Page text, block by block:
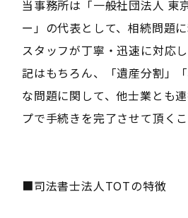
当事務所は「一般社団法人 東
ー」の代表として、相続問題
スタッフが丁寧・迅速に対応
記はもちろん、「遺産分割」
な問題に関して、他士業とも
プで手続きを完了させて頂くこ
■司法書士法人TOTの特徴